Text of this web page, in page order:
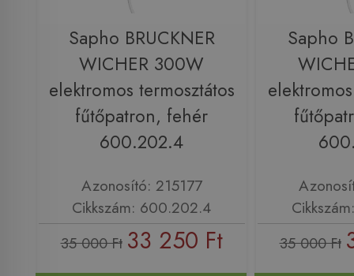
Sapho BRUCKNER
WICHER 300W
elektromos termosztátos
fűtőpatron, fehér
600.202.4
Azonosító: 215177
Cikkszám: 600.202.4
35 000 Ft 33 250 Ft
Sapho
35 000 Ft